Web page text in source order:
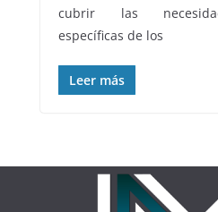
cubrir las
específicas de los
Leer más